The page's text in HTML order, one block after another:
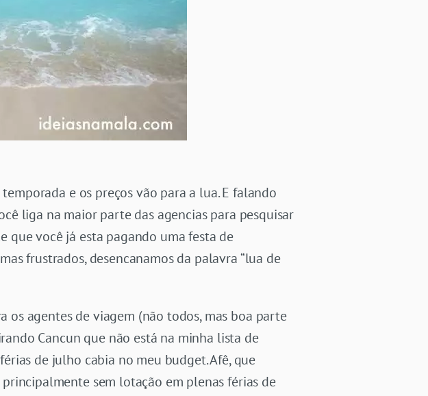
e os preços vão para a lua. E falando
liga na maior parte das agencias para pesquisar
que você já esta pagando uma festa de
frustrados, desencanamos da palavra “lua de
os agentes de viagem (não todos, mas boa parte
Cancun que não está na minha lista de
de julho cabia no meu budget. Afê, que
sem lotação em plenas férias de